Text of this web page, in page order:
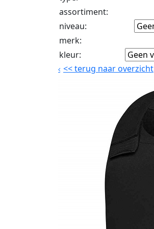
assortiment:
niveau:
merk:
kleur:
<<terug naar overzicht